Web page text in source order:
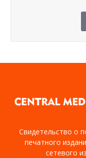
Свидетельство о
печатного
сетевого